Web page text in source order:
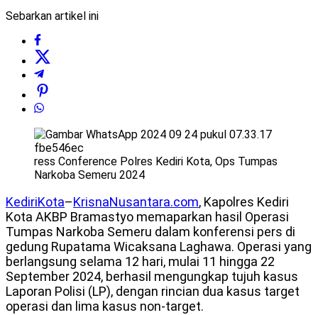
Sebarkan artikel ini
ress Conference Polres Kediri Kota, Ops Tumpas
Narkoba Semeru 2024
KediriKota–KrisnaNusantara.com, Kapolres Kediri
Kota AKBP Bramastyo memaparkan hasil Operasi
Tumpas Narkoba Semeru dalam konferensi pers di
gedung Rupatama Wicaksana Laghawa. Operasi yang
berlangsung selama 12 hari, mulai 11 hingga 22
September 2024, berhasil mengungkap tujuh kasus
Laporan Polisi (LP), dengan rincian dua kasus target
operasi dan lima kasus non-target.